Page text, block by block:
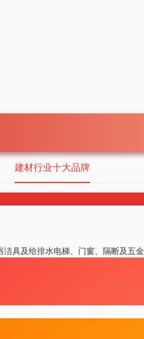
建材行业十大品牌
洁具及给排水电梯、门窗、隔断及五金